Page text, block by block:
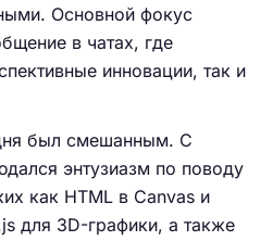
Основной фокус
в чатах, где
инновации, так и
был смешанным. С
энтузиазм по поводу
как HTML в Canvas и
для 3D-графики, а также